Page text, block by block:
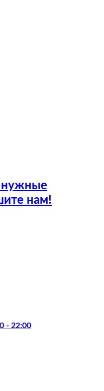
нужные
нам!
- 22:00